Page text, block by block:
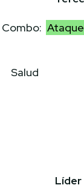
Combo:
Salud
Líder